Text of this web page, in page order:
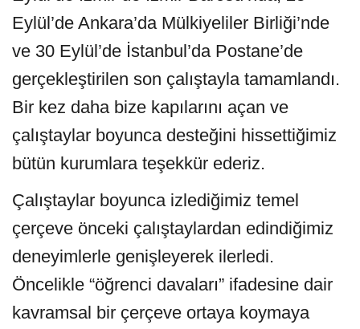
Eylül’de Ankara’da Mülkiyeliler Birliği’nde
ve 30 Eylül’de İstanbul’da Postane’de
gerçekleştirilen son çalıştayla tamamlandı.
Bir kez daha bize kapılarını açan ve
çalıştaylar boyunca desteğini hissettiğimiz
bütün kurumlara teşekkür ederiz.
Çalıştaylar boyunca izlediğimiz temel
çerçeve önceki çalıştaylardan edindiğimiz
deneyimlerle genişleyerek ilerledi.
Öncelikle “öğrenci davaları” ifadesine dair
kavramsal bir çerçeve ortaya koymaya